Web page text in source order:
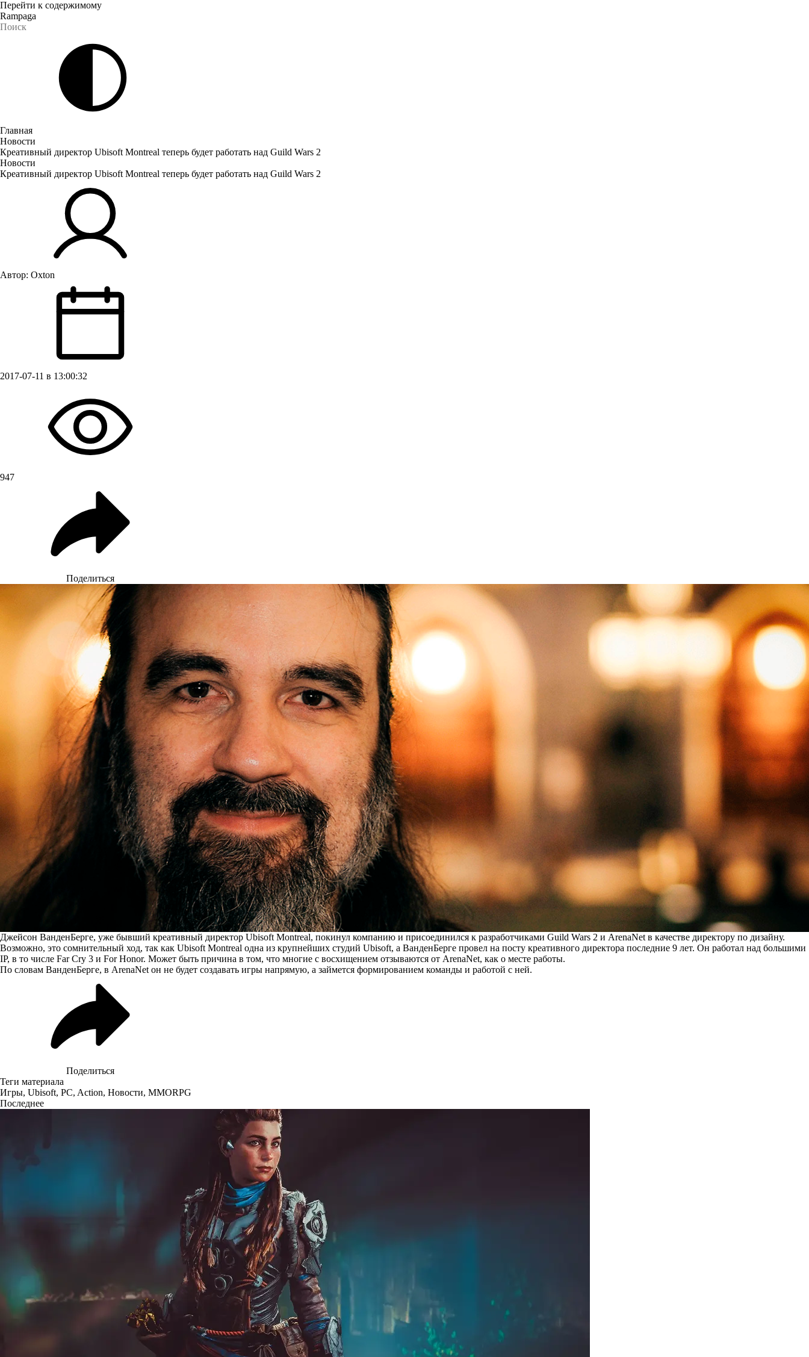
Перейти к содержимому
Rampaga
Главная
Новости
Креативный директор Ubisoft Montreal теперь будет работать над Guild Wars 2
Новости
Креативный директор Ubisoft Montreal теперь будет работать над Guild Wars 2
Автор: Oxton
2017-07-11 в 13:00:32
947
Поделиться
Джейсон ВанденБерге, уже бывший креативный директор Ubisoft Montreal, покинул компанию и присоединился к разработчиками Guild Wars 2 и ArenaNet в качестве директору по дизайну.
Возможно, это сомнительный ход, так как Ubisoft Montreal одна из крупнейших студий Ubisoft, а ВанденБерге провел на посту креативного директора последние 9 лет. Он работал над большими
IP, в то числе Far Cry 3 и For Honor. Может быть причина в том, что многие с восхищением отзываются от ArenaNet, как о месте работы.
По словам ВанденБерге, в ArenaNet он не будет создавать игры напрямую, а займется формированием команды и работой с ней.
Поделиться
Теги материала
Игры, Ubisoft, PC, Action, Новости, MMORPG
Последнее